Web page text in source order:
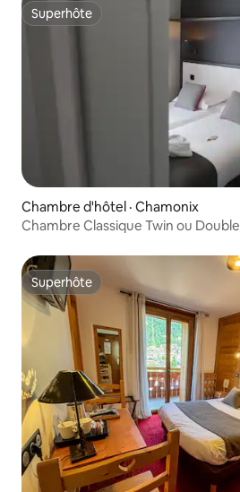
Superhôte
Superhôte
Chambre d'hôtel · Chamonix
Chambre Classique Twin ou Double
Superhôte
Superhôte